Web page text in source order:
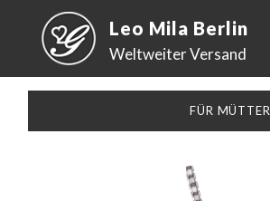
Leo Mila Berlin
Weltweiter Versand
FÜR MÜTTER